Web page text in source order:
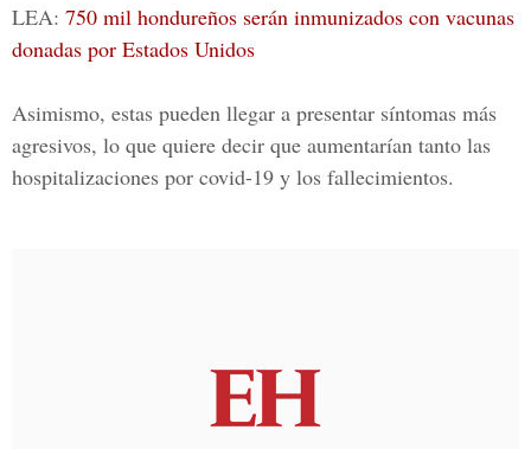
LEA: 750 mil hondureños serán inmunizados con vacunas
donadas por Estados Unidos
Asimismo, estas pueden llegar a presentar síntomas más
agresivos, lo que quiere decir que aumentarían tanto las
hospitalizaciones por covid-19 y los fallecimientos.